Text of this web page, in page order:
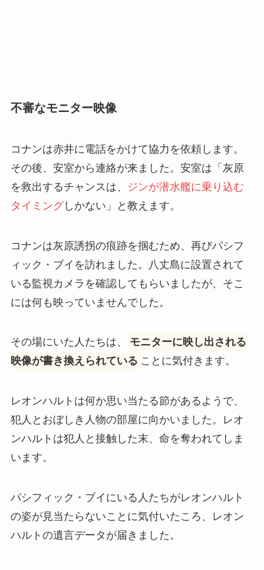
不審なモニター映像
コナンは赤井に電話をかけて協力を依頼します。
その後、安室から連絡が来ました。安室は「灰原
を救出するチャンスは、
ジンが潜水艦に乗り込む
タイミングしかない」と教えます。
コナンは灰原誘拐の痕跡を掴むため、再びパシフ
ィック・ブイを訪れました。八丈島に設置されて
いる監視カメラを確認してもらいましたが、そこ
には何も映っていませんでした。
その場にいた人たちは、
モニターに映し出される
映像が書き換えられている ことに気付きます。
レオンハルトは何か思い当たる節があるようで、
犯人とおぼしき人物の部屋に向かいました。レオ
ンハルトは犯人と接触した末、命を奪われてしま
います。
パシフィック・ブイにいる人たちがレオンハルト
の姿が見当たらないことに気付いたころ、レオン
ハルトの遺言データが届きました。